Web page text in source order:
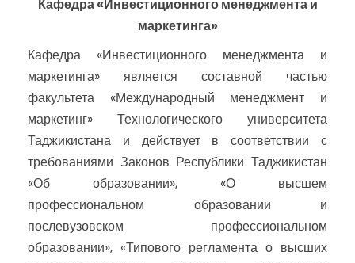
Кафедра «Инвестиционного менеджмента и
маркетинга»
Кафедра «Инвестиционного менеджмента и
маркетинга» является составной частью
факультета «Международный менеджмент и
маркетинг» Технологического университета
Таджикистана и действует в соответствии с
требованиями Законов Республики Таджикистан
«Об образовании», «О высшем
профессиональном образовании и
послевузовском профессиональном
образовании», «Типового регламента о высших